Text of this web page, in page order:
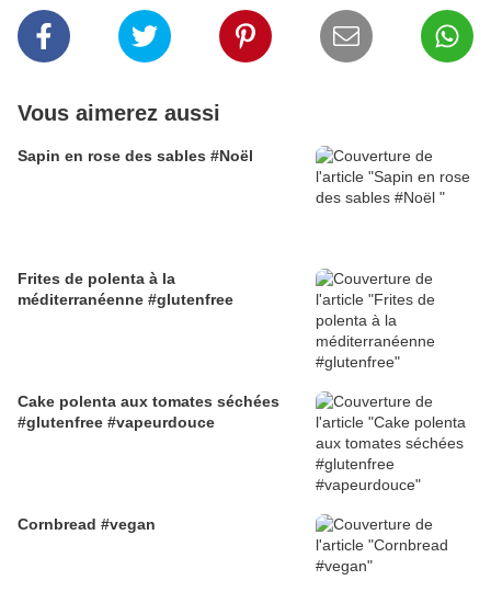
Vous aimerez aussi
Sapin en rose des sables #Noël
Frites de polenta à la
méditerranéenne #glutenfree
Cake polenta aux tomates séchées
#glutenfree #vapeurdouce
Cornbread #vegan